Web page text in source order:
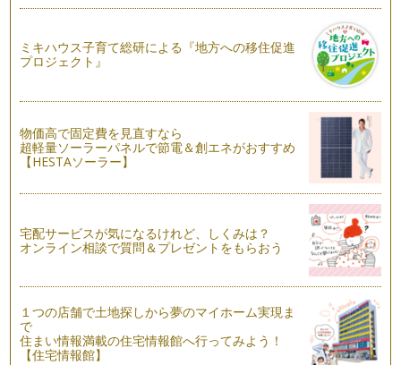
ミキハウス子育て総研による『地方への移住促進
プロジェクト』
物価高で固定費を見直すなら
超軽量ソーラーパネルで節電＆創エネがおすすめ
【HESTAソーラー】
宅配サービスが気になるけれど、しくみは？
オンライン相談で質問＆プレゼントをもらおう
１つの店舗で土地探しから夢のマイホーム実現ま
で
住まい情報満載の住宅情報館へ行ってみよう！
【住宅情報館】